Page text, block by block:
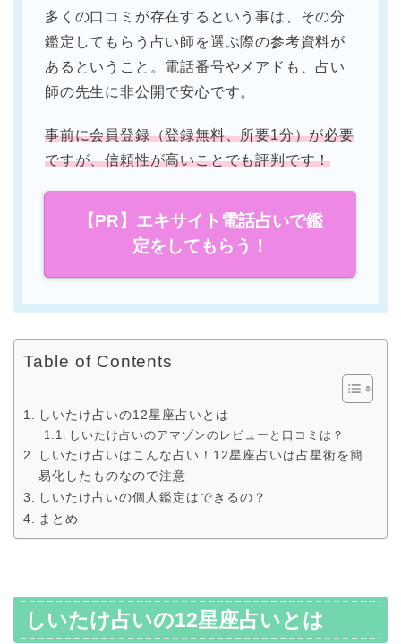
多くの口コミが存在するという事は、その分
鑑定してもらう占い師を選ぶ際の参考資料が
あるということ。電話番号やメアドも、占い
師の先生に非公開で安心です。
事前に会員登録（登録無料、所要1分）が必要
ですが、信頼性が高いことでも評判です！
【PR】エキサイト電話占いで鑑
定をしてもらう！
Table of Contents
しいたけ占いの12星座占いとは
しいたけ占いのアマゾンのレビューと口コミは？
しいたけ占いはこんな占い！12星座占いは占星術を簡
易化したものなので注意
しいたけ占いの個人鑑定はできるの？
まとめ
しいたけ占いの12星座占いとは